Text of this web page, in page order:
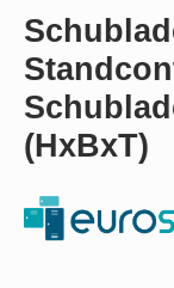
(HxBxT)